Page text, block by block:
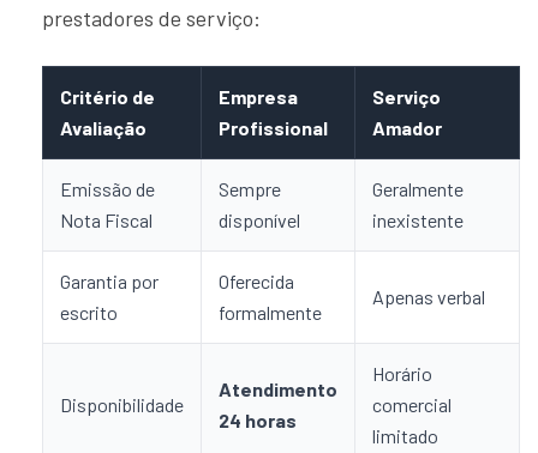
prestadores de serviço:
Critério de
Avaliação
Empresa
Profissional
Serviço
Amador
Emissão de
Nota Fiscal
Sempre
disponível
Geralmente
inexistente
Garantia por
escrito
Oferecida
formalmente
Apenas verbal
Disponibilidade
Atendimento
24 horas
Horário
comercial
limitado